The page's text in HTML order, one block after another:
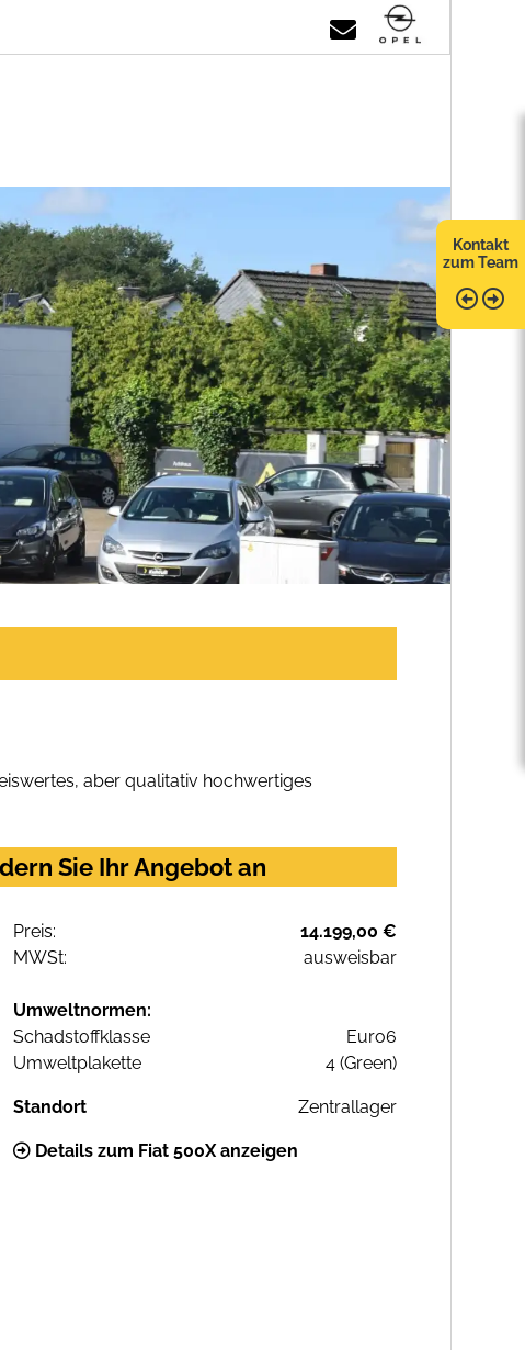
Kontakt
zum Team
aber qualitativ hochwertiges
Sie Ihr Angebot an
Preis:
14.199,00 €
MWSt:
ausweisbar
Umweltnormen:
Schadstoffklasse
Euro6
Umweltplakette
4 (Green)
Standort Zentrallager
Details zum Fiat 500X anzeigen